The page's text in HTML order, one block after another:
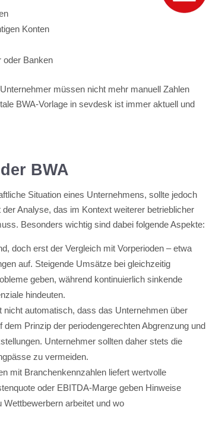
Konten
oder Banken
müssen nicht mehr manuell Zahlen
BWA-Vorlage in sevdesk ist immer aktuell und
BWA
Situation eines Unternehmens, sollte jedoch
Analyse, das im Kontext weiterer betrieblicher
Besonders wichtig sind dabei folgende Aspekte:
doch erst der Vergleich mit Vorperioden – etwa
auf. Steigende Umsätze bei gleichzeitig
geben, während kontinuierlich sinkende
hindeuten.
nicht automatisch, dass das Unternehmen über
Prinzip der periodengerechten Abgrenzung und
Unternehmer sollten daher stets die
zu vermeiden.
mit Branchenkennzahlen liefert wertvolle
oder EBITDA-Marge geben Hinweise
arbeitet und wo